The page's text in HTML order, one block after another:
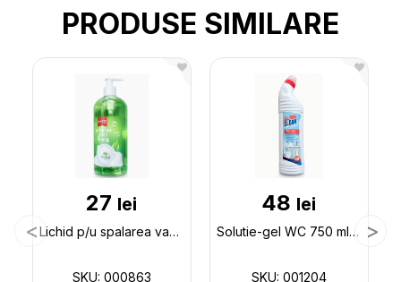
PRODUSE SIMILARE
27 lei
Lichid p/u spalarea vaselor 500gr cu pompa ECCO 000863
SKU: 000863
48 lei
Solutie-gel WC 750 ml ECCO Ultra Clean 001204
SKU: 001204